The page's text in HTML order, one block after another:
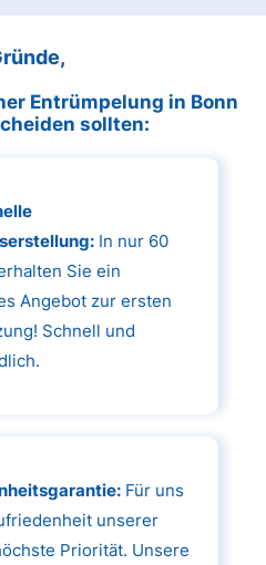
Entrümpelung in Bonn
sollten:
In nur 60
Sie ein
Angebot zur ersten
Schnell und
Für uns
unserer
Priorität. Unsere